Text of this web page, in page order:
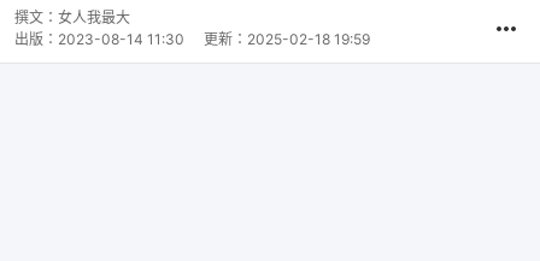
撰文： 女人我最大
出版： 2023-08-14 11:30 更新： 2025-02-18 19:59